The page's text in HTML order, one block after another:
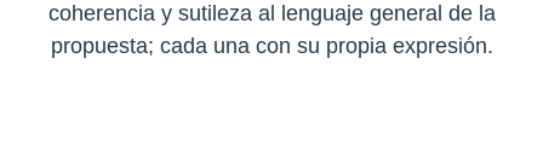
coherencia y sutileza al lenguaje general de la
propuesta; cada una con su propia expresión.